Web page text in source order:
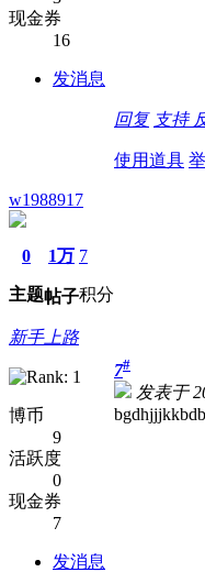
现金券
16
发消息
回复 支持
使用道具
w1988917
0
主题
1万
帖子
7
积分
新手上路
博币
9
活跃度
0
现金券
7
发消息
7#
发表于